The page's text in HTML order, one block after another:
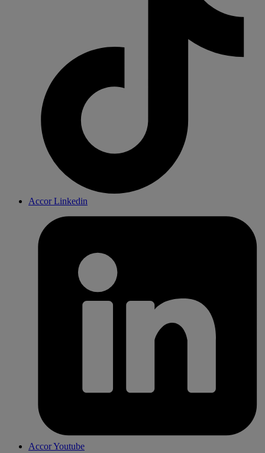
Accor Linkedin
Accor Youtube